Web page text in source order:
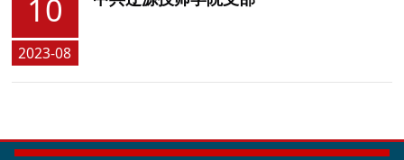
10
2023-08